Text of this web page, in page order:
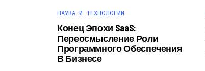
НАУКА И ТЕХНОЛОГИИ
Конец Эпохи SaaS:
Переосмысление Роли
Программного Обеспечения
В Бизнесе